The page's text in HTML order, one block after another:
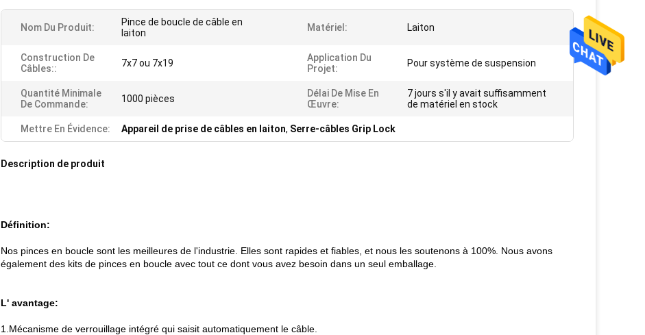
Nom Du Produit:
Pince de boucle de câble en
laiton
Matériel: Laiton
Construction De
Câbles::
7x7 ou 7x19
Application Du
Projet:
Pour système de suspension
Quantité Minimale
De Commande:
1000 pièces
Délai De Mise En
Œuvre:
7 jours s'il y avait suffisamment
de matériel en stock
Mettre En Évidence: Appareil de prise de câbles en laiton, Serre-câbles Grip Lock
Description de produit
Définition:
Nos pinces en boucle sont les meilleures de l'industrie. Elles sont rapides et fiables, et nous les soutenons à 100%. Nous avons
également des kits de pinces en boucle avec tout ce dont vous avez besoin dans un seul emballage.
L' avantage:
1.Mécanisme de verrouillage intégré qui saisit automatiquement le câble.